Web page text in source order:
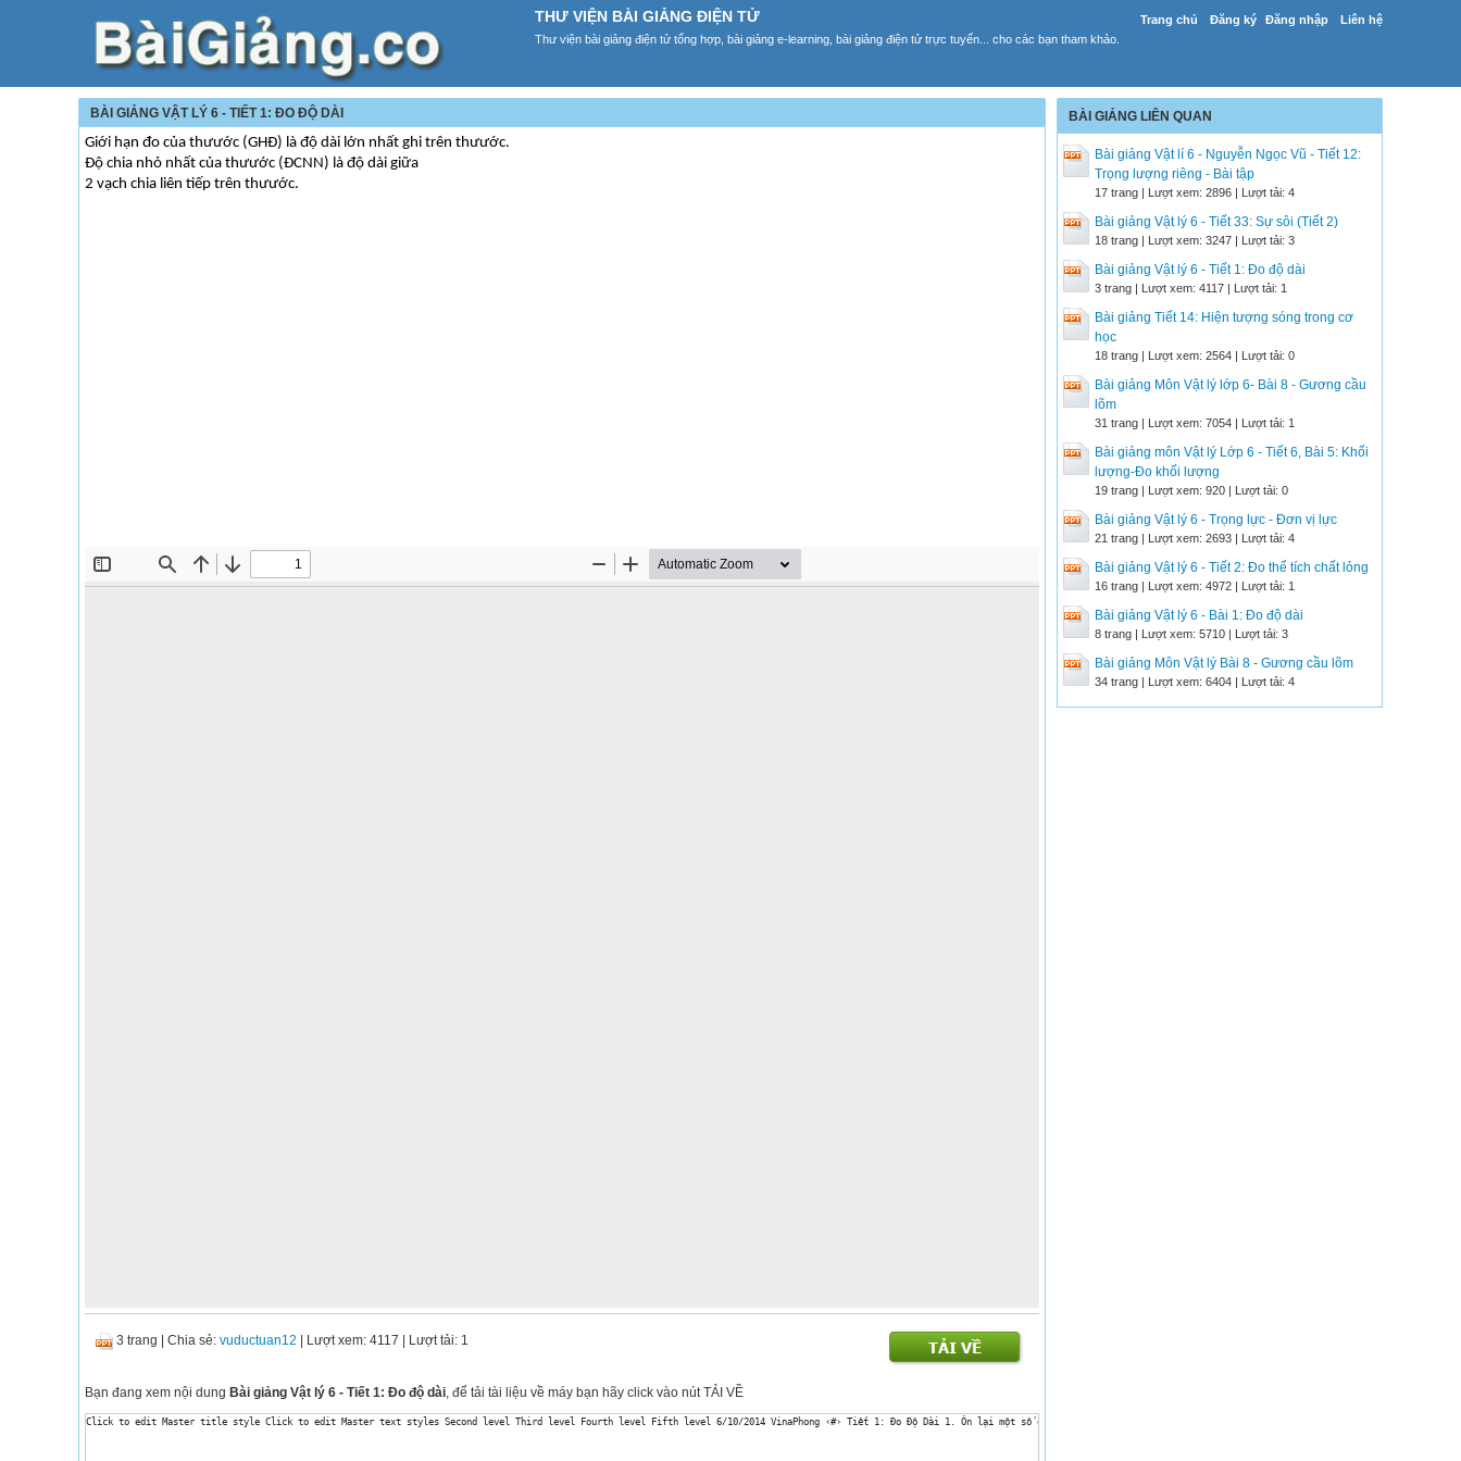
Trang chủ Đăng ký Đăng nhập Liên hệ
THƯ VIỆN BÀI GIẢNG ĐIỆN TỬ
Thư viện bài giảng điện tử tổng hợp, bài giảng e-learning, bài giảng điện tử trực tuyến... cho các bạn tham khảo.
BÀI GIẢNG VẬT LÝ 6 - TIẾT 1: ĐO ĐỘ DÀI
Giới hạn đo của thưước (GHĐ) là độ dài lớn nhất ghi trên thưước.
Độ chia nhỏ nhất của thưước (ĐCNN) là độ dài giữa
2 vạch chia liên tiếp trên thưước.
3 trang Chia sẻ: vuductuan12 | Lượt xem: 4117 | Lượt tải: 1
Bạn đang xem nội dung Bài giảng Vật lý 6 - Tiết 1: Đo độ dài, để tải tài liệu về máy bạn hãy click vào nút TẢI VỀ
BÀI GIẢNG LIÊN QUAN
Bài giảng Vật lí 6 - Nguyễn Ngọc Vũ - Tiết 12:
Trọng lượng riêng - Bài tập
17 trang | Lượt xem: 2896 | Lượt tải: 4
Bài giảng Vật lý 6 - Tiết 33: Sự sôi (Tiết 2)
18 trang | Lượt xem: 3247 | Lượt tải: 3
Bài giảng Vật lý 6 - Tiết 1: Đo độ dài
3 trang | Lượt xem: 4117 | Lượt tải: 1
Bài giảng Tiết 14: Hiện tượng sóng trong cơ
học
18 trang | Lượt xem: 2564 | Lượt tải: 0
Bài giảng Môn Vật lý lớp 6- Bài 8 - Gương cầu
lõm
31 trang | Lượt xem: 7054 | Lượt tải: 1
Bài giảng môn Vật lý Lớp 6 - Tiết 6, Bài 5: Khối
lượng-Đo khối lượng
19 trang | Lượt xem: 920 | Lượt tải: 0
Bài giảng Vật lý 6 - Trọng lực - Đơn vị lực
21 trang | Lượt xem: 2693 | Lượt tải: 4
Bài giảng Vật lý 6 - Tiết 2: Đo thể tích chất lỏng
16 trang | Lượt xem: 4972 | Lượt tải: 1
Bài giảng Vật lý 6 - Bài 1: Đo độ dài
8 trang | Lượt xem: 5710 | Lượt tải: 3
Bài giảng Môn Vật lý Bài 8 - Gương cầu lõm
34 trang | Lượt xem: 6404 | Lượt tải: 4